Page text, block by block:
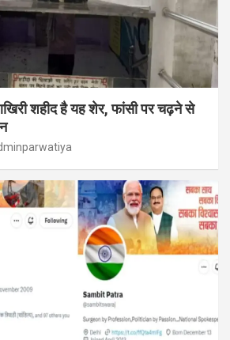
शहीद है यह शेर, फांसी पर चढ़ने से